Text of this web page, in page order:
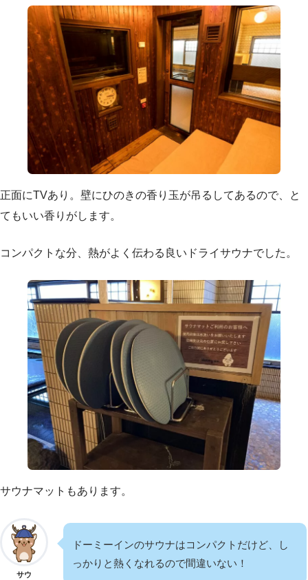
正面にTVあり。壁にひのきの香り玉が吊るしてあるので、と
てもいい香りがします。
コンパクトな分、熱がよく伝わる良いドライサウナでした。
サウナマットもあります。
サウ
ドーミーインのサウナはコンパクトだけど、し
っかりと熱くなれるので間違いない！